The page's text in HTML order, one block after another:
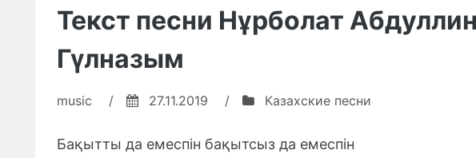
25»
Төреәлі
—
Текст песни Нұрболат
Гүлназым
music / 27.11.2019 / Казахские песни
Бақытты да емеспін бақытсыз да емеспін